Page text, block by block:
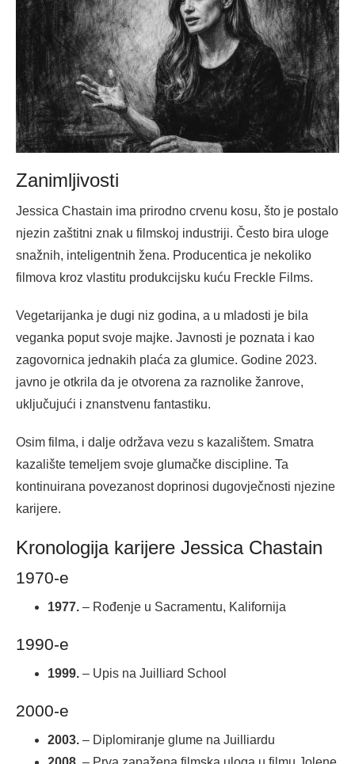
Zanimljivosti
Jessica Chastain ima prirodno crvenu kosu, što je postalo
njezin zaštitni znak u filmskoj industriji. Često bira uloge
snažnih, inteligentnih žena. Producentica je nekoliko
filmova kroz vlastitu produkcijsku kuću Freckle Films.
Vegetarijanka je dugi niz godina, a u mladosti je bila
veganka poput svoje majke. Javnosti je poznata i kao
zagovornica jednakih plaća za glumice. Godine 2023.
javno je otkrila da je otvorena za raznolike žanrove,
uključujući i znanstvenu fantastiku.
Osim filma, i dalje održava vezu s kazalištem. Smatra
kazalište temeljem svoje glumačke discipline. Ta
kontinuirana povezanost doprinosi dugovječnosti njezine
karijere.
Kronologija karijere Jessica Chastain
1970-e
1977. – Rođenje u Sacramentu, Kalifornija
1990-e
1999. – Upis na Juilliard School
2000-e
2003. – Diplomiranje glume na Juilliardu